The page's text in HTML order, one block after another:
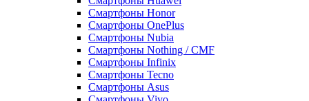
Смартфоны Honor
Смартфоны OnePlus
Смартфоны Nubia
Смартфоны Nothing / CMF
Смартфоны Infinix
Смартфоны Tecno
Смартфоны Asus